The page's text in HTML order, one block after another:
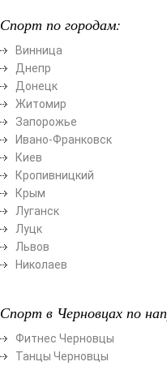
Спорт по городам:
Винница
Днепр
Донецк
Житомир
Запорожье
Ивано-Франковск
Киев
Кропивницкий
Крым
Луганск
Луцк
Львов
Николаев
Спорт в Черновцах по
Фитнес Черновцы
Танцы Черновцы